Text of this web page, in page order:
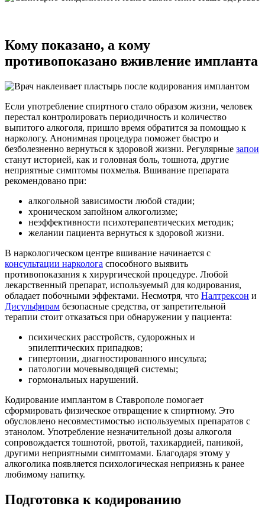
Кому показано, а кому
противопоказано вживление импланта
Если употребление спиртного стало образом жизни, человек
перестал контролировать периодичность и количество
выпитого алкоголя, пришло время обратится за помощью к
наркологу. Анонимная процедура поможет быстро и
безболезненно вернуться к здоровой жизни. Регулярные запои
станут историей, как и головная боль, тошнота, другие
неприятные симптомы похмелья. Вшивание препарата
рекомендовано при:
алкогольной зависимости любой стадии;
хроническом запойном алкоголизме;
неэффективности психотерапевтических методик;
желании пациента вернуться к здоровой жизни.
В наркологическом центре вшивание начинается с
консультации нарколога способного выявить
противопоказания к хирургической процедуре. Любой
лекарственный препарат, используемый для кодирования,
обладает побочными эффектами. Несмотря, что Налтрексон и
Дисульфирам безопасные средства, от запретительной
терапии стоит отказаться при обнаружении у пациента:
психических расстройств, судорожных и
эпилептических припадков;
гипертонии, диагностированного инсульта;
патологии мочевыводящей системы;
гормональных нарушений.
Кодирование имплантом в Ставрополе помогает
сформировать физическое отвращение к спиртному. Это
обусловлено несовместимостью используемых препаратов с
этанолом. Употребление незначительной дозы алкоголя
сопровождается тошнотой, рвотой, тахикардией, паникой,
другими неприятными симптомами. Благодаря этому у
алкоголика появляется психологическая неприязнь к ранее
любимому напитку.
Подготовка к кодированию